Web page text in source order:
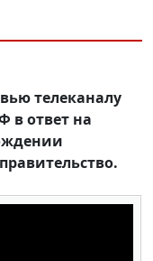
телеканалу
в ответ на